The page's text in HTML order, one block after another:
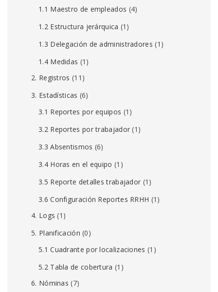
1.1 Maestro de empleados (4)
1.2 Estructura jerárquica (1)
1.3 Delegación de administradores (1)
1.4 Medidas (1)
2. Registros (11)
3. Estadísticas (6)
3.1 Reportes por equipos (1)
3.2 Reportes por trabajador (1)
3.3 Absentismos (6)
3.4 Horas en el equipo (1)
3.5 Reporte detalles trabajador (1)
3.6 Configuración Reportes RRHH (1)
4. Logs (1)
5. Planificación (0)
5.1 Cuadrante por localizaciones (1)
5.2 Tabla de cobertura (1)
6. Nóminas (7)